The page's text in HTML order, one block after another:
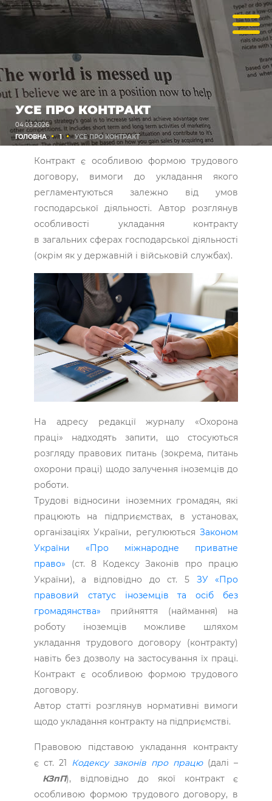
УСЕ ПРО КОНТРАКТ
04.03.2026
ГОЛОВНА
1 УСЕ ПРО КОНТРАКТ
Контракт є особливою формою трудового
договору, вимоги до укладання якого
регламентуються залежно від умов
господарської діяльності. Автор розглянув
особливості укладання контракту
в загальних сферах господарської діяльності
(окрім як у державній і військовій службах).
На адресу редакції журналу «Охорона
праці» надходять запити, що стосуються
розгляду правових питань (зокрема, питань
охорони праці) щодо залучення іноземців до
роботи.
Трудові відносини іноземних громадян, які
працюють на підприємствах, в установах,
організаціях України, регулюютьсяЗаконом
України «Про міжнародне приватне
право» (ст. 8 Кодексу Законів про працю
України), а відповідно до ст. 5 ЗУ «Про
правовий статус іноземців та осіб без
громадянства» прийняття (наймання) на
роботу іноземців можливе шляхом
укладання трудового договору (контракту)
навіть без дозволу на застосування їх праці.
Контракт є особливою формою трудового
договору.
Автор статті розглянув нормативні вимоги
щодо укладання контракту на підприємстві.
Правовою підставою укладання контракту
є ст. 21 Кодексу законів про працю(далі –
КЗпП), відповідно до якої контракт є
особливою формою трудового договору, в